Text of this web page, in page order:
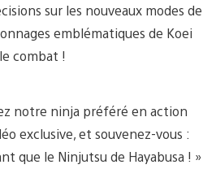
sur les nouveaux modes de
emblématiques de Koei
combat !
notre ninja préféré en action
exclusive, et souvenez-vous :
que le Ninjutsu de Hayabusa ! »